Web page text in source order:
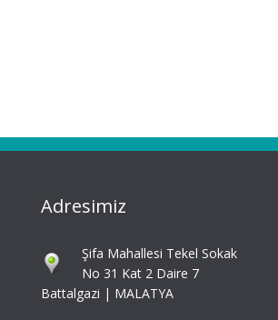
Adresimiz
Şifa Mahallesi Tekel Sokak
No 31 Kat 2 Daire 7
Battalgazi | MALATYA